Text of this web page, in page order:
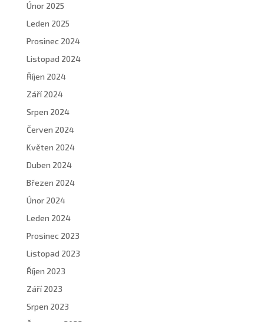
Únor 2025
Leden 2025
Prosinec 2024
Listopad 2024
Říjen 2024
Září 2024
Srpen 2024
Červen 2024
Květen 2024
Duben 2024
Březen 2024
Únor 2024
Leden 2024
Prosinec 2023
Listopad 2023
Říjen 2023
Září 2023
Srpen 2023